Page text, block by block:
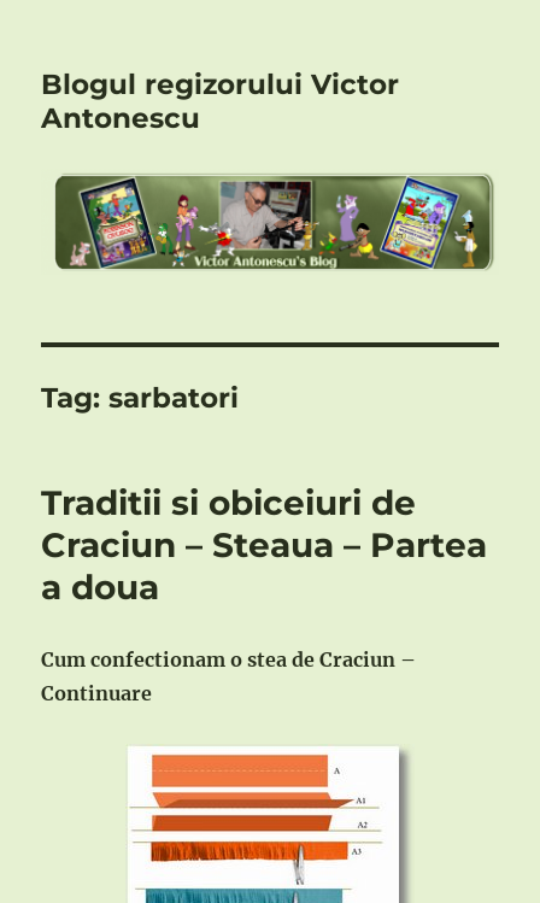
Blogul regizorului Victor
Antonescu
Tag:sarbatori
Traditii si obiceiuri de
Craciun – Steaua – Partea
a doua
Cum confectionam o stea de Craciun –
Continuare